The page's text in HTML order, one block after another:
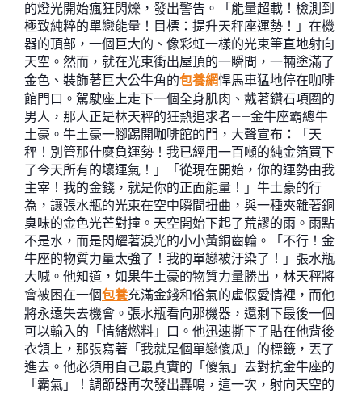
的燈光開始瘋狂閃爍，發出警告。「能量超載！檢測到
極致純粹的單戀能量！目標：提升天秤座運勢！」在機
器的頂部，一個巨大的、像彩虹一樣的光束筆直地射向
天空。然而，就在光束衝出屋頂的一瞬間，一輛塗滿了
金色、裝飾著巨大公牛角的包養網悍馬車猛地停在咖啡
館門口。駕駛座上走下一個全身肌肉、戴著鑽石項圈的
男人，那人正是林天秤的狂熱追求者——金牛座霸總牛
土豪。牛土豪一腳踢開咖啡館的門，大聲宣布：「天
秤！別管那什麼負運勢！我已經用一百噸的純金箔買下
了今天所有的壞運氣！」「從現在開始，你的運勢由我
主宰！我的金錢，就是你的正面能量！」牛土豪的行
為，讓張水瓶的光束在空中瞬間扭曲，與一種夾雜著銅
臭味的金色光芒對撞。天空開始下起了荒謬的雨。雨點
不是水，而是閃耀著淚光的小小黃銅齒輪。「不行！金
牛座的物質力量太強了！我的單戀被汙染了！」張水瓶
大喊。他知道，如果牛土豪的物質力量勝出，林天秤將
會被困在一個包養充滿金錢和俗氣的虛假愛情裡，而他
將永遠失去機會。張水瓶看向那機器，還剩下最後一個
可以輸入的「情緒燃料」口。他迅速撕下了貼在他背後
衣領上，那張寫著「我就是個單戀傻瓜」的標籤，丟了
進去。他必須用自己最真實的「傻氣」去對抗金牛座的
「霸氣」！調節器再次發出轟鳴，這一次，射向天空的